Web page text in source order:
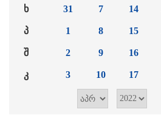
ხ
პ
შ
კ
31
1
2
3
7
8
9
10
14
15
16
17